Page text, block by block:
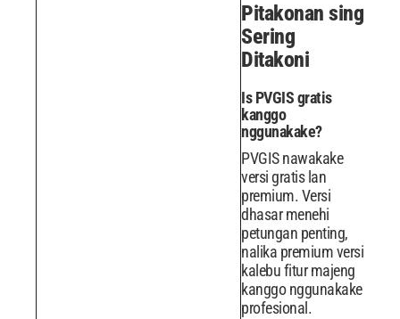
Pitakonan sing
Sering
Ditakoni
Is PVGIS gratis
kanggo
nggunakake?
PVGIS nawakake
versi gratis lan
premium. Versi
dhasar menehi
petungan penting,
nalika premium versi
kalebu fitur majeng
kanggo nggunakake
profesional.